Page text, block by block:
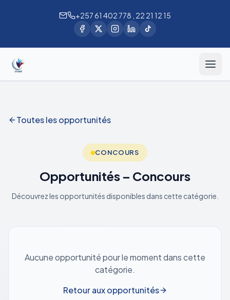
+257 61 402 778 , 22 21 12 15
Toutes les opportunités
CONCOURS
Opportunités – Concours
Découvrez les opportunités disponibles dans cette catégorie.
Aucune opportunité pour le moment dans cette
catégorie.
Retour aux opportunités